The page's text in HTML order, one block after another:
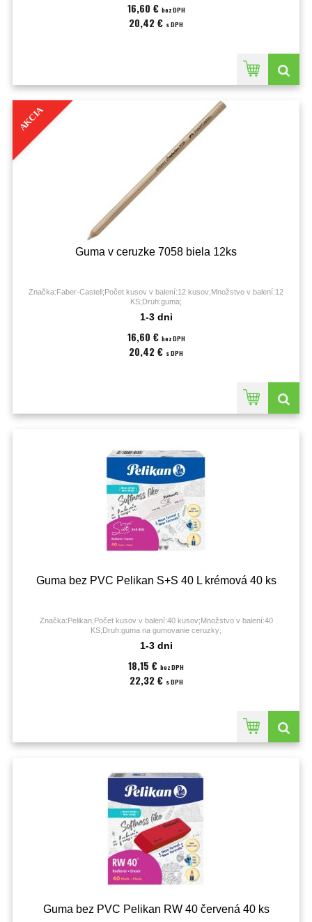
16,60 € bez DPH
20,42 € s DPH
AKCIA
Guma v ceruzke 7058 biela 12ks
Značka:Faber-Castell;Počet kusov v balení:12 kusov;Množstvo v balení:12
KS;Druh:guma;
1-3 dni
16,60 € bez DPH
20,42 € s DPH
Guma bez PVC Pelikan S+S 40 L krémová 40 ks
Značka:Pelikan;Počet kusov v balení:40 kusov;Množstvo v balení:40
KS;Druh:guma na gumovanie ceruzky;
1-3 dni
18,15 € bez DPH
22,32 € s DPH
Guma bez PVC Pelikan RW 40 červená 40 ks